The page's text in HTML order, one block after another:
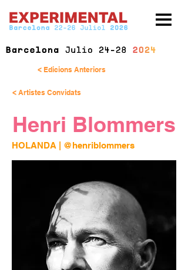
< Edicions Anteriors
< Artistes Convidats
Henri Blommers
HOLANDA | @henriblommers